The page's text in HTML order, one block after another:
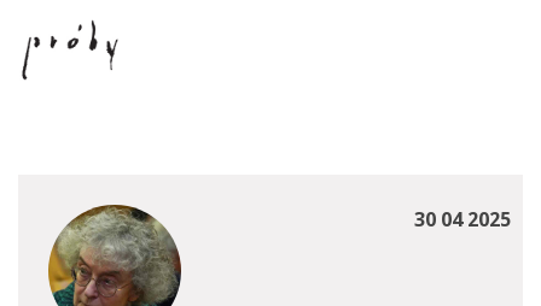
30 04 2025